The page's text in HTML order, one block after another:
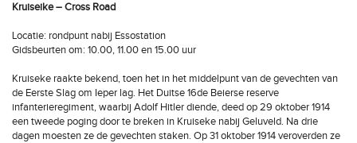
Kruiseike – Cross Road
Locatie: rondpunt nabij Essostation
Gidsbeurten om: 10.00, 11.00 en 15.00 uur
Kruiseke raakte bekend, toen het in het middelpunt van de gevechten van
de Eerste Slag om Ieper lag. Het Duitse 16de Beierse reserve
infanterieregiment, waarbij Adolf Hitler diende, deed op 29 oktober 1914
een tweede poging door te breken in Kruiseke nabij Geluveld. Na drie
dagen moesten ze de gevechten staken. Op 31 oktober 1914 veroverden ze